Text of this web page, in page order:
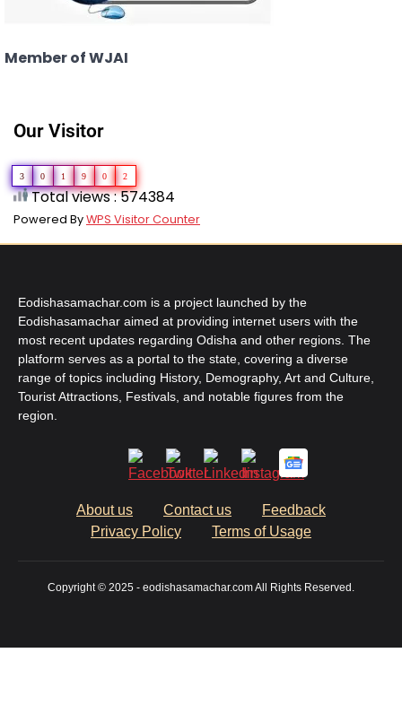
Member of WJAI
Our Visitor
3 0 1 9 0 2
Total views : 574384
Powered ByWPS Visitor Counter
Eodishasamachar.com is a project launched by the
Eodishasamachar aimed at providing internet users with the
most recent updates regarding Odisha and other regions. The
platform serves as a portal to the state, covering a diverse
range of topics including History, Demography, Art and Culture,
Tourist Attractions, Festivals, and notable figures from the
region.
About us Contact us
Feedback
Privacy Policy
Terms of Usage
Copyright © 2025 - eodishasamachar.com All Rights Reserved.